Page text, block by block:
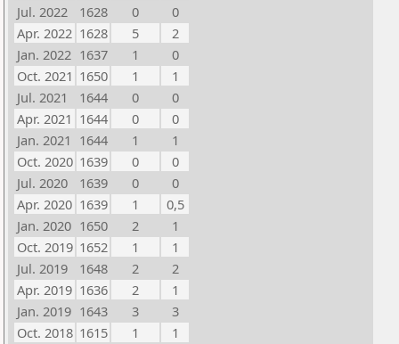
Jul. 2022
1628 0
0
Apr. 2022 1628 5
2
Jan. 2022 1637 1
0
Oct. 2021 1650 1
1
Jul. 2021
1644 0
0
Apr. 2021 1644 0
0
Jan. 2021 1644 1
1
Oct. 2020 1639 0
0
Jul. 2020
1639 0
0
Apr. 2020 1639 1
0,5
Jan. 2020 1650 2
1
Oct. 2019 1652 1
1
Jul. 2019
1648 2
2
Apr. 2019 1636 2
1
Jan. 2019 1643 3
3
Oct. 2018 1615 1
1